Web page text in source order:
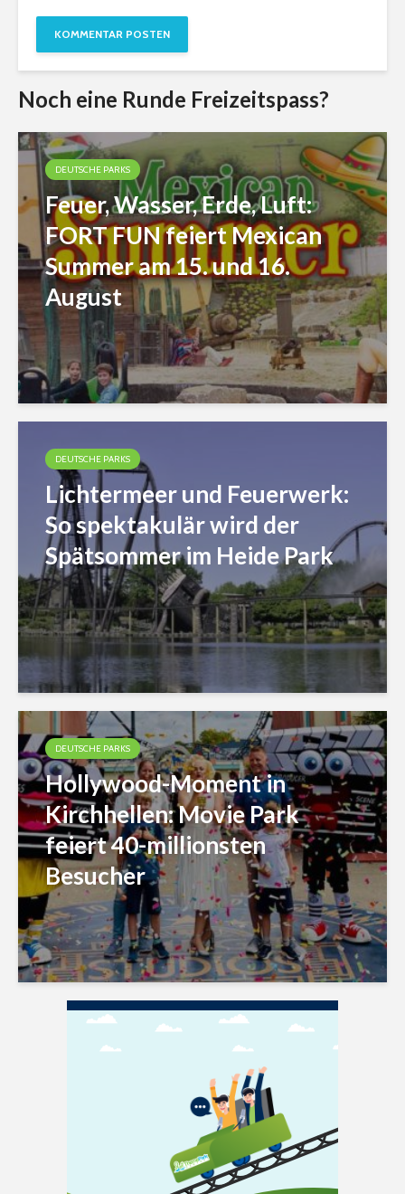
Noch eine Runde Freizeitspass?
DEUTSCHE PARKS
Feuer, Wasser, Erde, Luft:
FORT FUN feiert Mexican
Summer am 15. und 16.
August
DEUTSCHE PARKS
Lichtermeer und Feuerwerk:
So spektakulär wird der
Spätsommer im Heide Park
DEUTSCHE PARKS
Hollywood-Moment in
Kirchhellen: Movie Park
feiert 40-millionsten
Besucher